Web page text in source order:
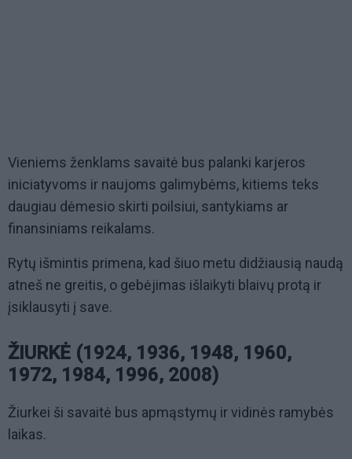
Vieniems ženklams savaitė bus palanki karjeros
iniciatyvoms ir naujoms galimybėms, kitiems teks
daugiau dėmesio skirti poilsiui, santykiams ar
finansiniams reikalams.
Rytų išmintis primena, kad šiuo metu didžiausią naudą
atneš ne greitis, o gebėjimas išlaikyti blaivų protą ir
įsiklausyti į save.
ŽIURKĖ (1924, 1936, 1948, 1960,
1972, 1984, 1996, 2008)
Žiurkei ši savaitė bus apmąstymų ir vidinės ramybės
laikas.